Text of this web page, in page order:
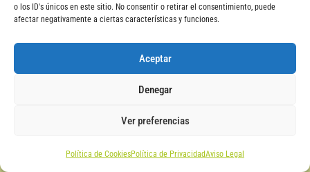
o los ID's únicos en este sitio. No consentir o retirar el consentimiento, puede
afectar negativamente a ciertas características y funciones.
Aceptar
Denegar
Ver preferencias
Política de CookiesPolítica de PrivacidadAviso Legal
Rellena el formulario (se accede desde el botón del
presupeusto), te llevará solo 2 minutos y me ayudará a
saber si este viaje es lo que buscas.
Contactaré contigo paraconcertar una entrevista de
descubrimiento de unos 15 minutos
solo quedaráhacer la reserva de tu plazarealizando un